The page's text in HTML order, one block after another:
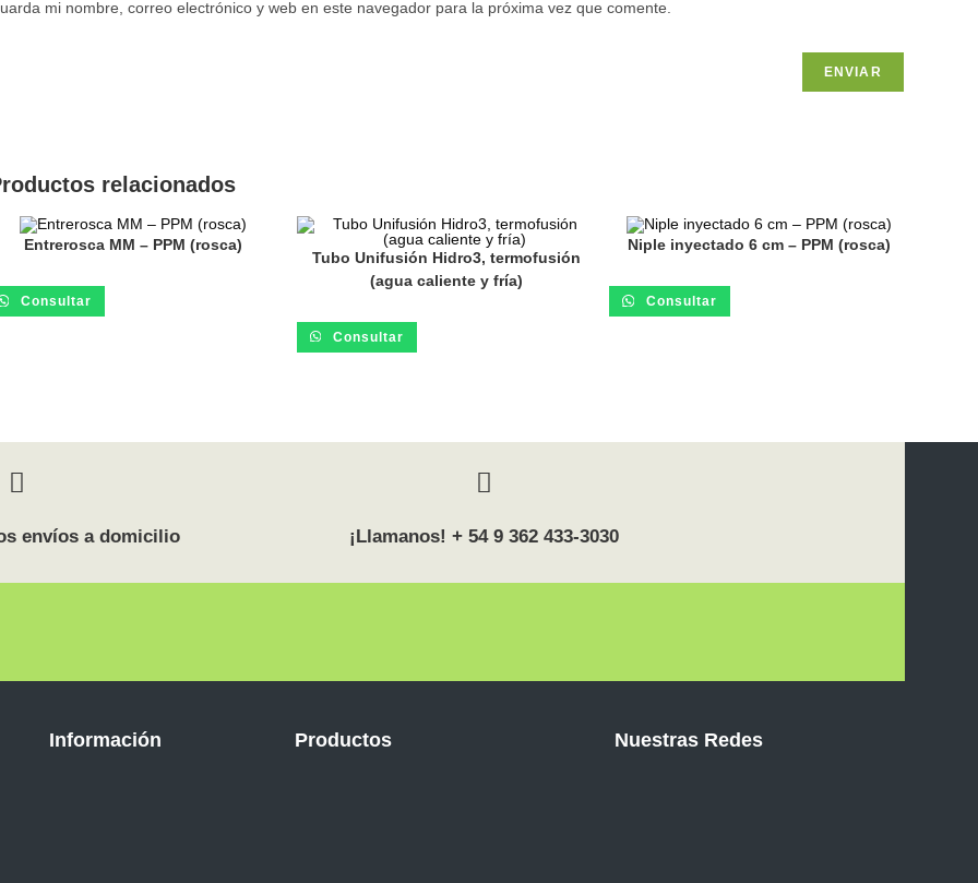
mi nombre, correo electrónico y web en este navegador para la próxima vez que comente.
relacionados
Entrerosca MM – PPM (rosca)
Consultar
Tubo Unifusión Hidro3, termofusión
(agua caliente y fría)
Consultar
Niple inyectado 6 cm – PPM (rosca)
Consultar
envíos a domicilio ¡Llamanos! + 54 9 362 433-3030
Información Productos Nuestras Redes